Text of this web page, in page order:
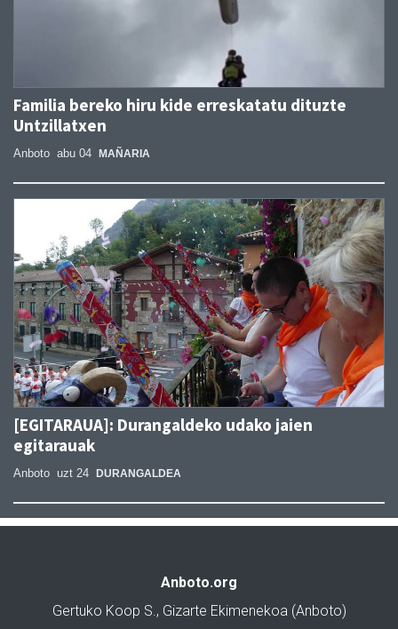
Familia bereko hiru kide erreskatatu dituzte
Untzillatxen
Anboto abu 04 MAÑARIA
[EGITARAUA]: Durangaldeko udako jaien
egitarauak
Anboto uzt 24 DURANGALDEA
Anboto.org
Gertuko Koop S., Gizarte Ekimenekoa (Anboto)